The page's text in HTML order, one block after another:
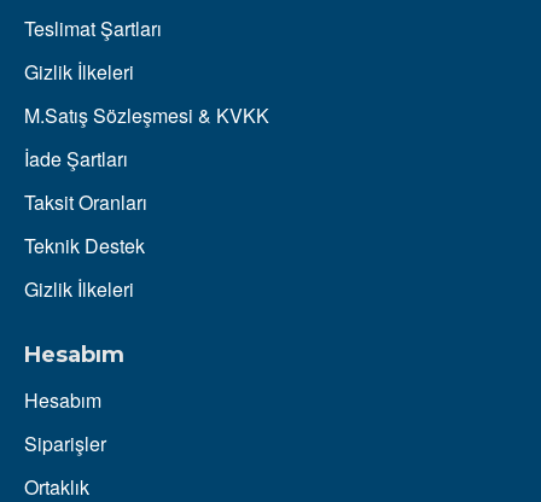
Teslimat Şartları
Gizlik İlkeleri
M.Satış Sözleşmesi & KVKK
İade Şartları
Taksit Oranları
Teknik Destek
Gizlik İlkeleri
Hesabım
Hesabım
Siparişler
Ortaklık